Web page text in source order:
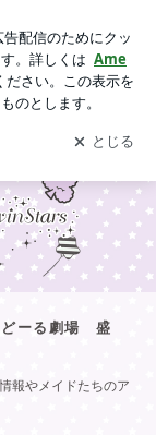
け取りまし
開く
どーる劇場 盛
報やメイドたちのア